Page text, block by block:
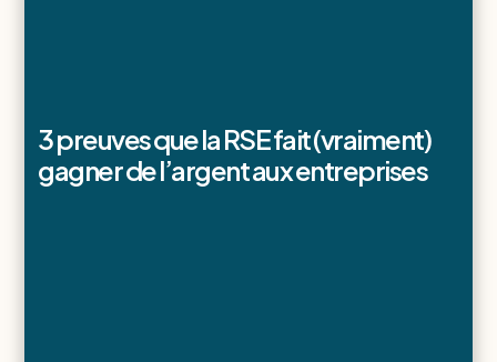
3 preuves que la RSE fait (vraiment)
gagner de l’argent aux entreprises